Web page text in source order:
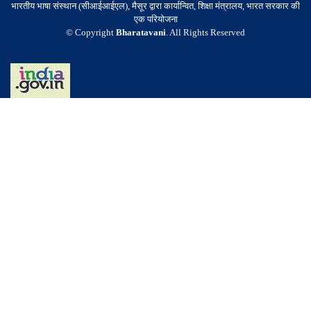
भारतीय भाषा संस्थान (सीआईआईएल), मैसूर द्वारा कार्यान्वित, शिक्षा मंत्रालय, भारत सरकार की
एक परियोजना
© Copyright Bharatavani. All Rights Reserved